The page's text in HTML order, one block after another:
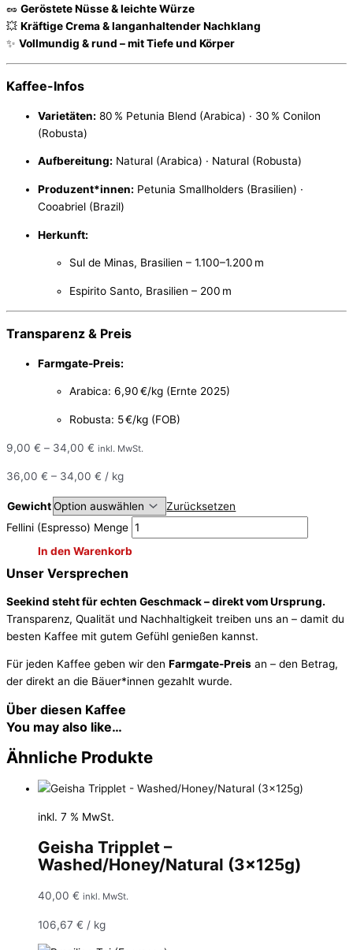
🥜 Geröstete Nüsse & leichte Würze
💥 Kräftige Crema & langanhaltender Nachklang
✨ Vollmundig & rund – mit Tiefe und Körper
Kaffee-Infos
Varietäten: 80 % Petunia Blend (Arabica) · 30 % Conilon
(Robusta)
Aufbereitung: Natural (Arabica) · Natural (Robusta)
Produzent*innen: Petunia Smallholders (Brasilien) ·
Cooabriel (Brazil)
Herkunft:
Sul de Minas, Brasilien – 1.100–1.200 m
Espirito Santo, Brasilien – 200 m
Transparenz & Preis
Farmgate-Preis:
Arabica: 6,90 €/kg (Ernte 2025)
Robusta: 5 €/kg (FOB)
9,00 € – 34,00 € inkl. MwSt.
36,00 € – 34,00 € / kg
Gewicht
Zurücksetzen
Fellini (Espresso) Menge
In den Warenkorb
Unser Versprechen
Seekind steht für echten Geschmack – direkt vom Ursprung.
Transparenz, Qualität und Nachhaltigkeit treiben uns an – damit du
besten Kaffee mit gutem Gefühl genießen kannst.
Für jeden Kaffee geben wir den Farmgate-Preis an – den Betrag,
der direkt an die Bäuer*innen gezahlt wurde.
Über diesen Kaffee
You may also like…
Ähnliche Produkte
inkl. 7 % MwSt.
Geisha Tripplet –
Washed/Honey/Natural (3x125g)
40,00 € inkl. MwSt.
106,67 € / kg